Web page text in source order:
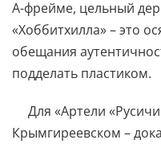
А-фрейме, цельный
«Хоббитхилла» – это
обещания
подделать пластиком.
Для «Артели
Крымгиреевском –